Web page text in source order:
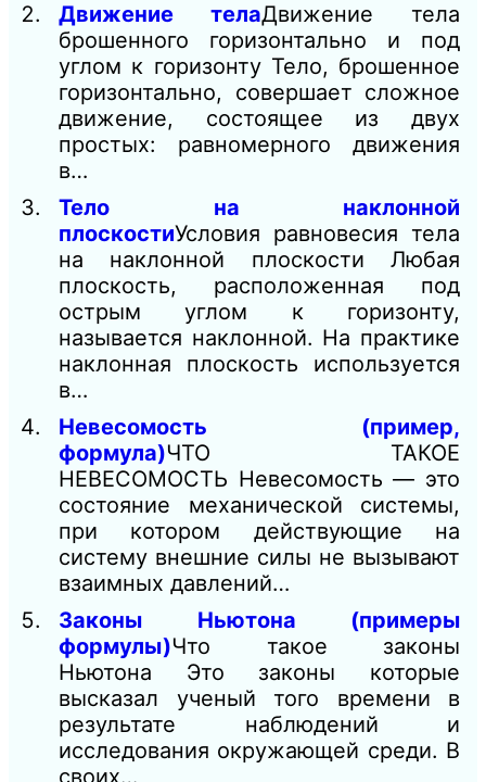
Движение телаДвижение тела
брошенного горизонтально и под
углом к горизонту Тело, брошенное
горизонтально, совершает сложное
движение, состоящее из двух
простых: равномерного движения
в…
Тело на наклонной
плоскостиУсловия равновесия тела
на наклонной плоскости Любая
плоскость, расположенная под
острым углом к горизонту,
называется наклонной. На практике
наклонная плоскость используется
в…
Невесомость (пример,
формула)ЧТО ТАКОЕ
НЕВЕСОМОСТЬ Невесомость — это
состояние механической системы,
при котором действующие на
систему внешние силы не вызывают
взаимных давлений…
Законы Ньютона (примеры
формулы)Что такое законы
Ньютона Это законы которые
высказал ученый того времени в
результате наблюдений и
исследования окружающей среди. В